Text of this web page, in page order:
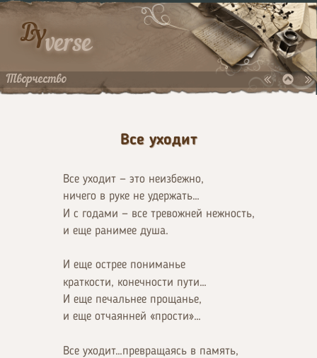
DYverse
Творчество
Все уходит
Все уходит — это неизбежно,
ничего в руке не удержать…
И с годами — все тревожней нежность,
и еще ранимее душа.
И еще острее пониманье
краткости, конечности пути…
И еще печальнее прощанье,
и еще отчаянней «прости»…
Все уходит…превращаясь в память,